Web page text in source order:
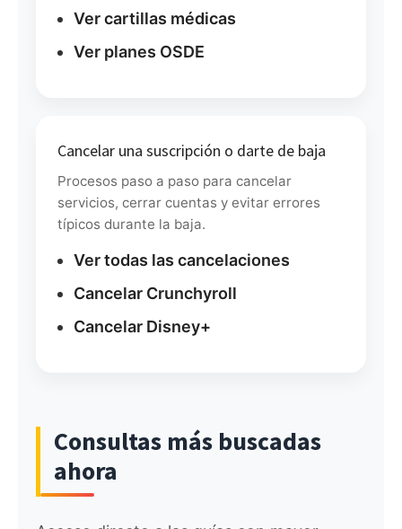
Ver cartillas médicas
Ver planes OSDE
Cancelar una suscripción o darte de baja
Procesos paso a paso para cancelar
servicios, cerrar cuentas y evitar errores
típicos durante la baja.
Ver todas las cancelaciones
Cancelar Crunchyroll
Cancelar Disney+
Consultas más buscadas
ahora